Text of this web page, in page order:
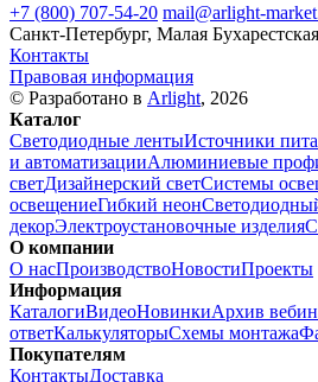
+7 (800) 707-54-20 mail@arlight-
Санкт-Петербург, Малая
Контакты
Правовая информация
© Разработано в Arlight, 2026
Каталог
Светодиодные лентыИсточники
и автоматизацииАлюминиевые
светДизайнерский светСистемы
освещениеГибкий неон
декорЭлектроустановочные изделия
О компании
О насПроизводствоНовостиПроекты
Информация
КаталогиВидеоНовинкиАрхив
ответКалькуляторыСхемы монтажа
Покупателям
КонтактыДоставка